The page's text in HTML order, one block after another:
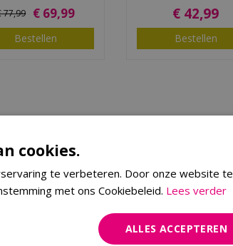
77,99 € 69,99
Bestellen
€ 42,99
Bestellen
cookies.
te verbeteren. Door onze website te
met ons Cookiebeleid. Lees verder
ALLES ACCEPTEREN